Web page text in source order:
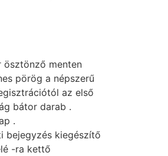
ösztönző menten
pörög a népszerű
az első
bátor darab .
.
bejegyzés kiegészítő
-ra kettő